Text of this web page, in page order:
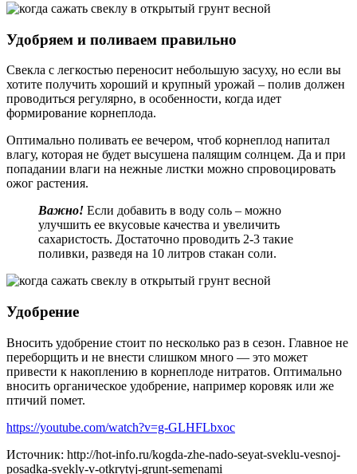
Удобряем и поливаем правильно
Свекла с легкостью переносит небольшую засуху, но если вы
хотите получить хороший и крупный урожай – полив должен
проводиться регулярно, в особенности, когда идет
формирование корнеплода.
Оптимально поливать ее вечером, чтоб корнеплод напитал
влагу, которая не будет высушена палящим солнцем. Да и при
попадании влаги на нежные листки можно спровоцировать
ожог растения.
Важно! Если добавить в воду соль – можно
улучшить ее вкусовые качества и увеличить
сахаристость. Достаточно проводить 2-3 такие
поливки, разведя на 10 литров стакан соли.
Удобрение
Вносить удобрение стоит по несколько раз в сезон. Главное не
переборщить и не внести слишком много — это может
привести к накоплению в корнеплоде нитратов. Оптимально
вносить органическое удобрение, например коровяк или же
птичий помет.
https://youtube.com/watch?v=g-GLHFLbxoc
Источник: http://hot-info.ru/kogda-zhe-nado-seyat-sveklu-vesnoj-
posadka-svekly-v-otkrytyj-grunt-semenami